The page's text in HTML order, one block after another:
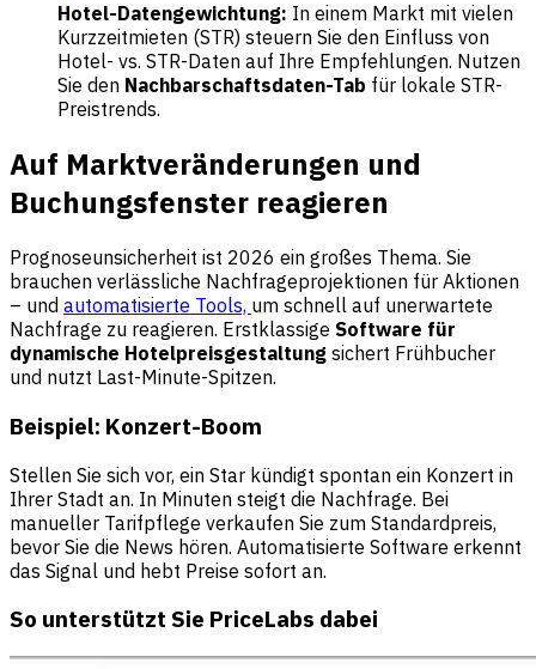
Hotel-Datengewichtung: In einem Markt mit vielen
Kurzzeitmieten (STR) steuern Sie den Einfluss von
Hotel- vs. STR-Daten auf Ihre Empfehlungen. Nutzen
Sie den Nachbarschaftsdaten-Tab für lokale STR-
Preistrends.
Auf Marktveränderungen und
Buchungsfenster reagieren
Prognoseunsicherheit ist 2026 ein großes Thema. Sie
brauchen verlässliche Nachfrageprojektionen für Aktionen
– und automatisierte Tools, um schnell auf unerwartete
Nachfrage zu reagieren. Erstklassige Software für
dynamische Hotelpreisgestaltung sichert Frühbucher
und nutzt Last-Minute-Spitzen.
Beispiel: Konzert-Boom
Stellen Sie sich vor, ein Star kündigt spontan ein Konzert in
Ihrer Stadt an. In Minuten steigt die Nachfrage. Bei
manueller Tarifpflege verkaufen Sie zum Standardpreis,
bevor Sie die News hören. Automatisierte Software erkennt
das Signal und hebt Preise sofort an.
So unterstützt Sie PriceLabs dabei